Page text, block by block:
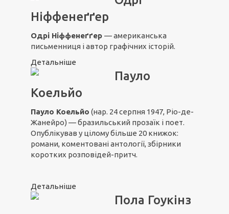
Ніффенеґґер
Одрі Ніффенеґґер — американська
письменниця і автор графічних історій.
Детальніше
Пауло
Коельйо
Пауло Коельйо (нар. 24 серпня 1947, Ріо-де-
Жанейро) — бразильський прозаїк і поет.
Опублікував у цілому більше 20 книжок:
романи, коментовані антології, збірники
коротких розповідей-притч.
Детальніше
Пола Гоукінз